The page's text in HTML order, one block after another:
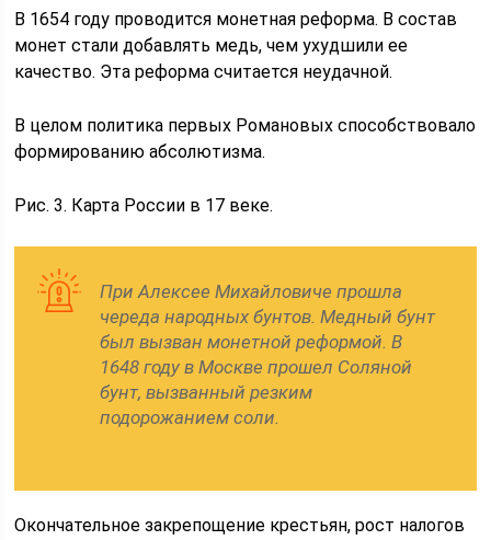
В 1654 году проводится монетная реформа. В состав
монет стали добавлять медь, чем ухудшили ее
качество. Эта реформа считается неудачной.
В целом политика первых Романовых способствовало
формированию абсолютизма.
Рис. 3. Карта России в 17 веке.
При Алексее Михайловиче прошла
череда народных бунтов. Медный бунт
был вызван монетной реформой. В
1648 году в Москве прошел Соляной
бунт, вызванный резким
подорожанием соли.
Окончательное закрепощение крестьян, рост налогов